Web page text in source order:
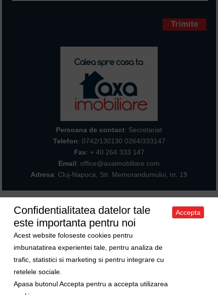
Persoana de contact: Secretariat
Telefon: 0742/130130 0264/333147
Fax: + 40 264 333 147
Email: office@axaimobiliare.com
Adresa: Cluj-Napoca, Str. Memorandumului, nr. 19
Acasa|Despre noi|Apartamente|Case/Vile Terenuri|Spatii
comerciale|Trimite oferta ta|Contact
Politica de confidentialitate
|Politica de cookies
Curs valutar
1 Euro = 5.2489 RON
Ne gasiti si pe
Confidentialitatea datelor tale
este importanta pentru noi
Acest website foloseste cookies pentru
imbunatatirea experientei tale, pentru analiza de
trafic, statistici si marketing si pentru integrare cu
retelele sociale.
Apasa butonul Accepta pentru a accepta utilizarea
Accepta